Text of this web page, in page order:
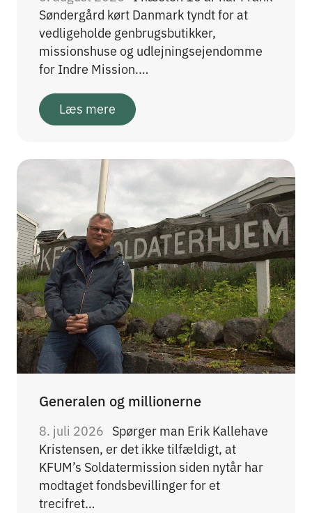
Søndergård kørt Danmark tyndt for at
vedligeholde genbrugsbutikker,
missionshuse og udlejningsejendomme
for Indre Mission.…
Læs mere
Generalen og millionerne
8. juli 2026 Spørger man Erik Kallehave
Kristensen, er det ikke tilfældigt, at
KFUM’s Soldatermission siden nytår har
modtaget fondsbevillinger for et
trecifret…